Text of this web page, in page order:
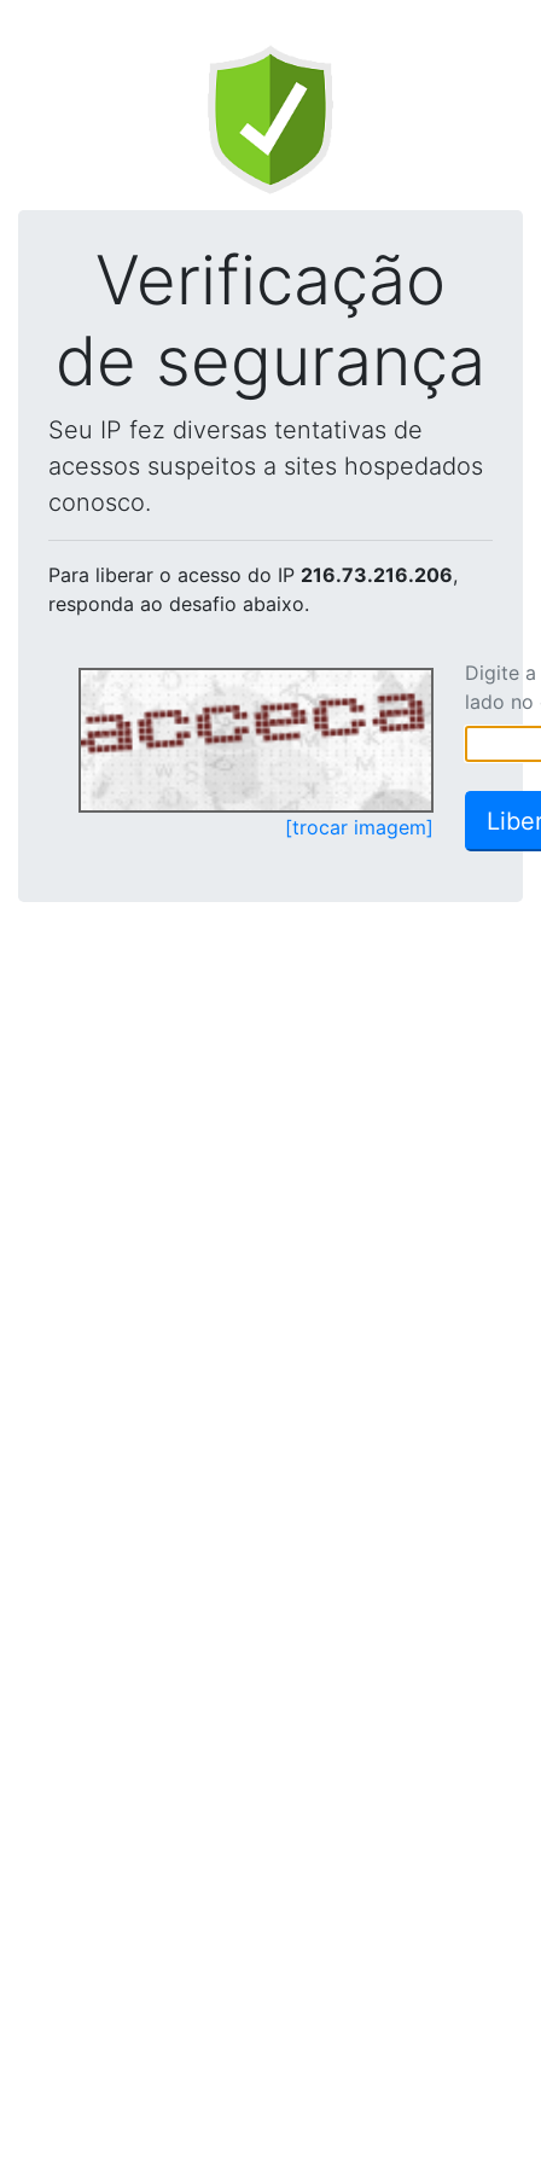
Verificação
de segurança
Seu IP fez diversas tentativas de
acessos suspeitos a sites hospedados
conosco.
Para liberar o acesso do IP 216.73.216.206,
responda ao desafio abaixo.
[trocar imagem]
Digite
lado no